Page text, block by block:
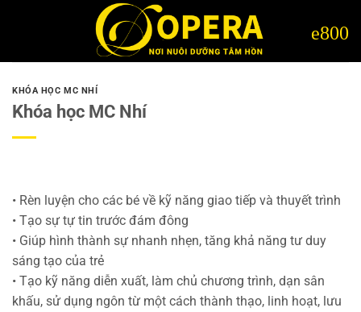
KHÓA HỌC MC NHÍ
Khóa học MC Nhí
• Rèn luyện cho các bé về kỹ năng giao tiếp và thuyết trình
• Tạo sự tự tin trước đám đông
• Giúp hình thành sự nhanh nhẹn, tăng khả năng tư duy
sáng tạo của trẻ
• Tạo kỹ năng diễn xuất, làm chủ chương trình, dạn sân
khấu, sử dụng ngôn từ một cách thành thạo, linh hoạt, lưu